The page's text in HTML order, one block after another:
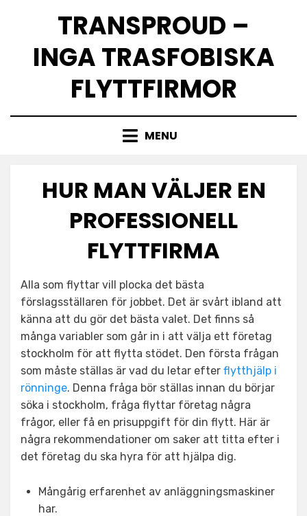
TRANSPROUD –
INGA TRASFOBISKA
FLYTTFIRMOR
MENU
HUR MAN VÄLJER EN
PROFESSIONELL
FLYTTFIRMA
Alla som flyttar vill plocka det bästa
förslagsställaren för jobbet. Det är svårt ibland att
känna att du gör det bästa valet. Det finns så
många variabler som går in i att välja ett företag
stockholm för att flytta stödet. Den första frågan
som måste ställas är vad du letar efter flytthjälp i
rönninge. Denna fråga bör ställas innan du börjar
söka i stockholm, fråga flyttar företag några
frågor, eller få en prisuppgift för din flytt. Här är
några rekommendationer om saker att titta efter i
det företag du ska hyra för att hjälpa dig.
Mångårig erfarenhet av anläggningsmaskiner
har.